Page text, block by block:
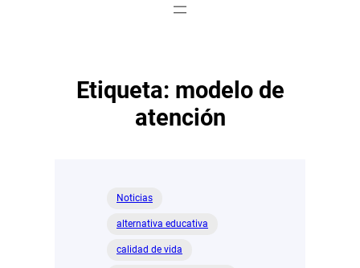
Etiqueta: modelo de
atención
Noticias
alternativa educativa
calidad de vida